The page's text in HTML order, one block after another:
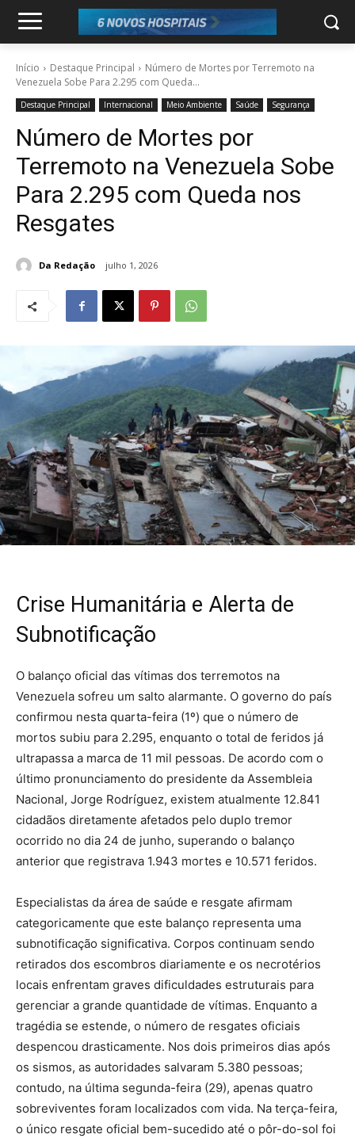
Início Destaque Principal
Número de Mortes por Terremoto na
Venezuela Sobe Para 2.295 com Queda...
Destaque Principal Internacional Meio Ambiente Saúde Segurança
Número de Mortes por
Terremoto na Venezuela Sobe
Para 2.295 com Queda nos
Resgates
Da Redação julho 1, 2026
Crise Humanitária e Alerta de
Subnotificação
O balanço oficial das vítimas dos terremotos na
Venezuela sofreu um salto alarmante. O governo do país
confirmou nesta quarta-feira (1º) que o número de
mortos subiu para 2.295, enquanto o total de feridos já
ultrapassa a marca de 11 mil pessoas. De acordo com o
último pronunciamento do presidente da Assembleia
Nacional, Jorge Rodríguez, existem atualmente 12.841
cidadãos diretamente afetados pelo duplo tremor
ocorrido no dia 24 de junho, superando o balanço
anterior que registrava 1.943 mortes e 10.571 feridos.
Especialistas da área de saúde e resgate afirmam
categoricamente que este balanço representa uma
subnotificação significativa. Corpos continuam sendo
retirados dos escombros diariamente e os necrotérios
locais enfrentam graves dificuldades estruturais para
gerenciar a grande quantidade de vítimas. Enquanto a
tragédia se estende, o número de resgates oficiais
despencou drasticamente. Nos dois primeiros dias após
os sismos, as autoridades salvaram 5.380 pessoas;
contudo, na última segunda-feira (29), apenas quatro
sobreviventes foram localizados com vida. Na terça-feira,
o único resgate oficial bem-sucedido até o pôr-do-sol foi